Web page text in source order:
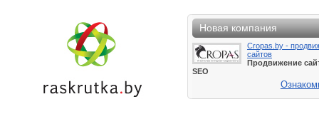
Новая компания
Cropas.by -
сайтов
Продвижение
SEO